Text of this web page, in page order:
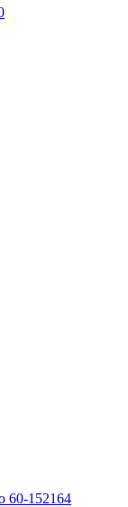
60-152164